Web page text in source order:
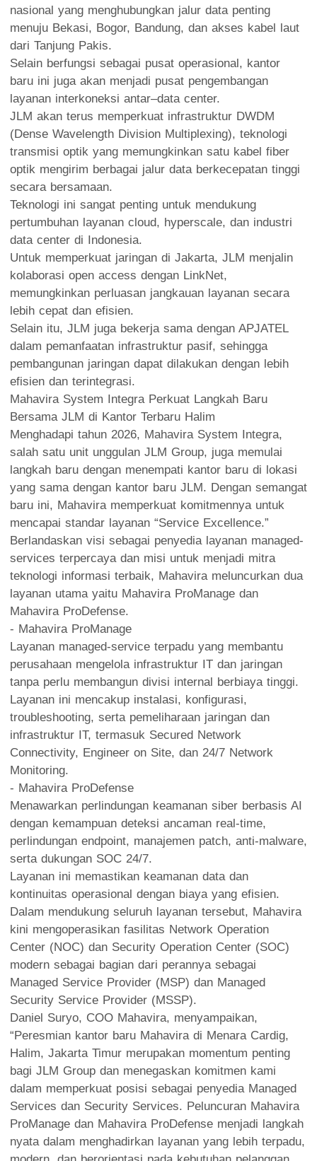
nasional yang menghubungkan jalur data penting
menuju Bekasi, Bogor, Bandung, dan akses kabel laut
dari Tanjung Pakis.
Selain berfungsi sebagai pusat operasional, kantor
baru ini juga akan menjadi pusat pengembangan
layanan interkoneksi antar–data center.
JLM akan terus memperkuat infrastruktur DWDM
(Dense Wavelength Division Multiplexing), teknologi
transmisi optik yang memungkinkan satu kabel fiber
optik mengirim berbagai jalur data berkecepatan tinggi
secara bersamaan.
Teknologi ini sangat penting untuk mendukung
pertumbuhan layanan cloud, hyperscale, dan industri
data center di Indonesia.
Untuk memperkuat jaringan di Jakarta, JLM menjalin
kolaborasi open access dengan LinkNet,
memungkinkan perluasan jangkauan layanan secara
lebih cepat dan efisien.
Selain itu, JLM juga bekerja sama dengan APJATEL
dalam pemanfaatan infrastruktur pasif, sehingga
pembangunan jaringan dapat dilakukan dengan lebih
efisien dan terintegrasi.
Mahavira System Integra Perkuat Langkah Baru
Bersama JLM di Kantor Terbaru Halim
Menghadapi tahun 2026, Mahavira System Integra,
salah satu unit unggulan JLM Group, juga memulai
langkah baru dengan menempati kantor baru di lokasi
yang sama dengan kantor baru JLM. Dengan semangat
baru ini, Mahavira memperkuat komitmennya untuk
mencapai standar layanan “Service Excellence.”
Berlandaskan visi sebagai penyedia layanan managed-
services terpercaya dan misi untuk menjadi mitra
teknologi informasi terbaik, Mahavira meluncurkan dua
layanan utama yaitu Mahavira ProManage dan
Mahavira ProDefense.
- Mahavira ProManage
Layanan managed-service terpadu yang membantu
perusahaan mengelola infrastruktur IT dan jaringan
tanpa perlu membangun divisi internal berbiaya tinggi.
Layanan ini mencakup instalasi, konfigurasi,
troubleshooting, serta pemeliharaan jaringan dan
infrastruktur IT, termasuk Secured Network
Connectivity, Engineer on Site, dan 24/7 Network
Monitoring.
- Mahavira ProDefense
Menawarkan perlindungan keamanan siber berbasis AI
dengan kemampuan deteksi ancaman real-time,
perlindungan endpoint, manajemen patch, anti-malware,
serta dukungan SOC 24/7.
Layanan ini memastikan keamanan data dan
kontinuitas operasional dengan biaya yang efisien.
Dalam mendukung seluruh layanan tersebut, Mahavira
kini mengoperasikan fasilitas Network Operation
Center (NOC) dan Security Operation Center (SOC)
modern sebagai bagian dari perannya sebagai
Managed Service Provider (MSP) dan Managed
Security Service Provider (MSSP).
Daniel Suryo, COO Mahavira, menyampaikan,
“Peresmian kantor baru Mahavira di Menara Cardig,
Halim, Jakarta Timur merupakan momentum penting
bagi JLM Group dan menegaskan komitmen kami
dalam memperkuat posisi sebagai penyedia Managed
Services dan Security Services. Peluncuran Mahavira
ProManage dan Mahavira ProDefense menjadi langkah
nyata dalam menghadirkan layanan yang lebih terpadu,